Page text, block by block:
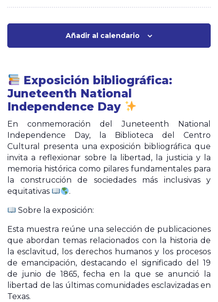
Añadir al calendario
Exposición bibliográfica:
Juneteenth National
Independence Day
En conmemoración del Juneteenth National
Independence Day, la Biblioteca del Centro
Cultural presenta una exposición bibliográfica que
invita a reflexionar sobre la libertad, la justicia y la
memoria histórica como pilares fundamentales para
la construcción de sociedades más inclusivas y
equitativas
.
Sobre la exposición:
Esta muestra reúne una selección de publicaciones
que abordan temas relacionados con la historia de
la esclavitud, los derechos humanos y los procesos
de emancipación, destacando el significado del 19
de junio de 1865, fecha en la que se anunció la
libertad de las últimas comunidades esclavizadas en
Texas.